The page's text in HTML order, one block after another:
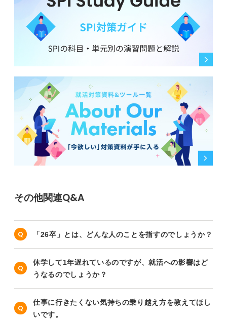
その他関連Q&A
「26卒」とは、どんな人のことを指すのでしょうか？
休学して1年遅れているのですが、就活への影響はど
うなるのでしょうか？
仕事に行きたくない気持ちの乗り越え方を教えてほし
いです。